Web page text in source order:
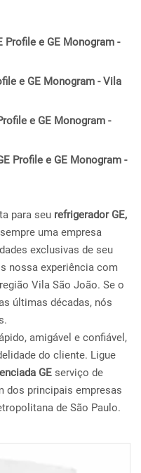
Profile e GE Monogram -
e GE Monogram - Vila
e GE Monogram -
Profile e GE Monogram -
para seu refrigerador GE,
uma empresa
exclusivas de seu
nossa experiência com
Vila São João. Se o
últimas décadas, nós
amigável e confiável,
do cliente. Ligue
GE serviço de
dos principais empresas
de São Paulo.